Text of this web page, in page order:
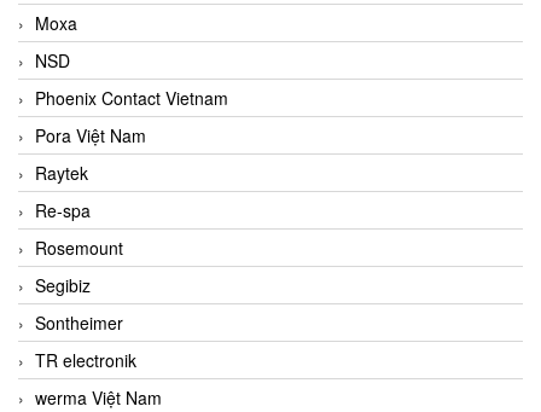
Moxa
NSD
Phoenix Contact Vietnam
Pora Việt Nam
Raytek
Re-spa
Rosemount
Segibiz
Sontheimer
TR electronik
werma Việt Nam